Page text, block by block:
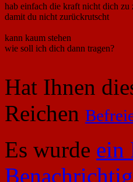
hab einfach die kraft nicht dich zu
damit du nicht zurückrutscht
kann kaum stehen
wie soll ich dich dann tragen?
Hat Ihnen
Reichen
Es wurde ein